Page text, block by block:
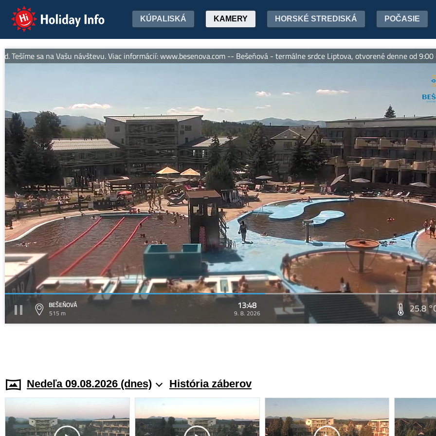
Holiday Info KÚPALISKÁ KAMERY HORSKÉ STREDISKÁ POČASIE
sa na Vašu návštevu. Viac informácií: www.besenova.com -- Bešeňová - termálne srdce Liptova, otvorené denne od 9:00 do
BEŠEŇOVÁ
515 m
13:48
9. 8. 2026 25.8
Nedeľa 09.08.2026 (dnes) História záberov